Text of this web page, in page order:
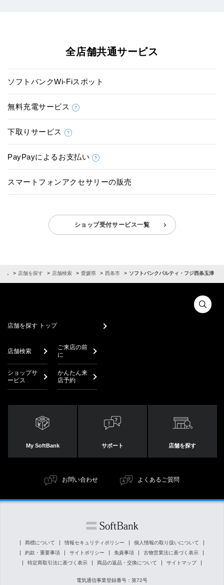
全店舗共通サービス
ソフトバンクWi-Fiスポット
無料充電サービス
下取りサービス
PayPayによるお支払い
スマートフォンアクセサリーの販売
ショップ受付サービス一覧
ム 店舗を探す 店舗検索 愛媛県 西条市 ソフトバンクパルティ・フジ西条玉津
店舗を探す トップ
店舗検索
ご来店の前
に
ショップサ
ービス
かんたん来
店予約
My SoftBank サポート 店舗を探す
お問い合わせ よくあるご質問
商標について 情報セキュリティポリシー
個人情報の取り扱いについて
約款・重要事項
サイトポリシー 免責事項
古物営業法に基づく表示
特定商取引法に基づく表示
商品の返品・交換について サイトマップ
電気通信事業登録番号：第72号